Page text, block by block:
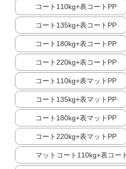
コート110kg+表コートPP
コート135kg+表コートPP
コート180kg+表コートPP
コート220kg+表コートPP
コート110kg+表マットPP
コート135kg+表マットPP
コート180kg+表マットPP
コート220kg+表マットPP
マットコート110kg+表コー